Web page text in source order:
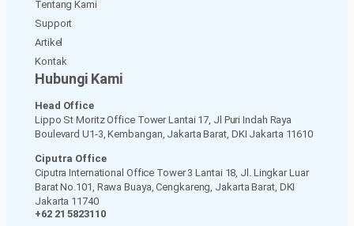
Tentang Kami
Support
Artikel
Kontak
Hubungi Kami
Head Office
Lippo St Moritz Office Tower Lantai 17, Jl Puri Indah Raya
Boulevard U1-3, Kembangan, Jakarta Barat, DKI Jakarta 11610
Ciputra Office
Ciputra International Office Tower 3 Lantai 18, Jl. Lingkar Luar
Barat No.101, Rawa Buaya, Cengkareng, Jakarta Barat, DKI
Jakarta 11740
+62 21 5823110